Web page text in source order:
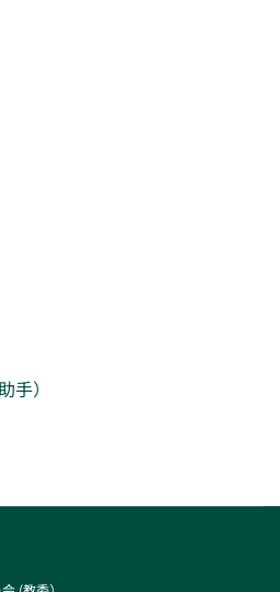
手）